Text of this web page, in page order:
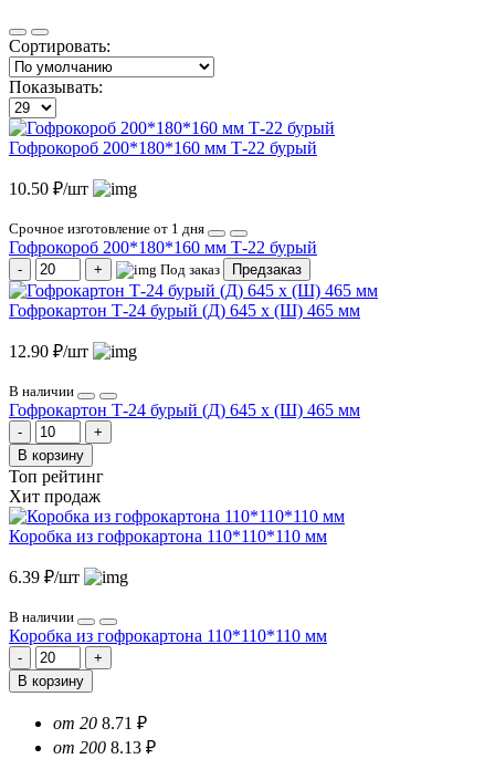
Сортировать:
Показывать:
Гофрокороб 200*180*160 мм Т-22 бурый
10.50 ₽/шт
Срочное изготовление от 1 дня
Гофрокороб 200*180*160 мм Т-22 бурый
Под заказ Предзаказ
Гофрокартон Т-24 бурый (Д) 645 х (Ш) 465 мм
12.90 ₽/шт
В наличии
Гофрокартон Т-24 бурый (Д) 645 х (Ш) 465 мм
В корзину
Топ рейтинг
Хит продаж
Коробка из гофрокартона 110*110*110 мм
6.39 ₽/шт
В наличии
Коробка из гофрокартона 110*110*110 мм
В корзину
от 20 8.71 ₽
от 200 8.13 ₽